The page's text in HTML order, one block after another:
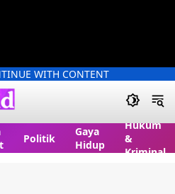
WITH CONTENT
Politik
Gaya
Hidup
Hukum
&
Kriminal